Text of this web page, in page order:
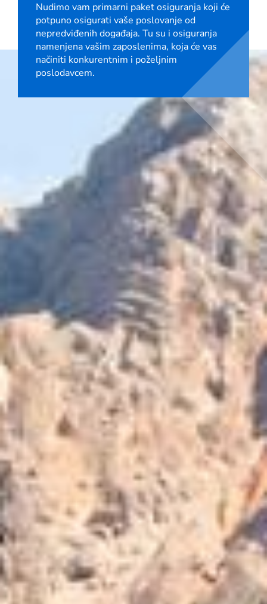
Nudimo vam primarni paket osiguranja koji će
potpuno osigurati vaše poslovanje od
nepredviđenih događaja. Tu su i osiguranja
namenjena vašim zaposlenima, koja će vas
načiniti konkurentnim i poželjnim
poslodavcem.